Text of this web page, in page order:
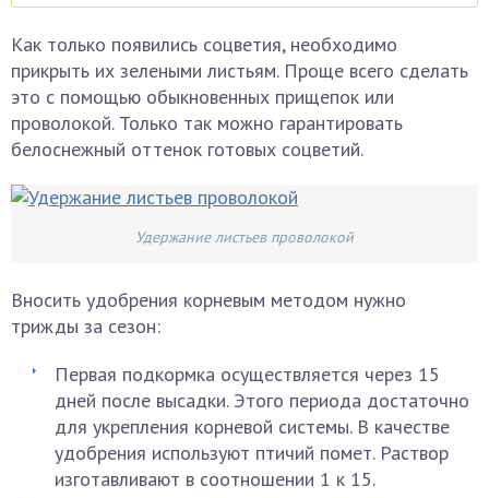
Как только появились соцветия, необходимо
прикрыть их зелеными листьям. Проще всего сделать
это с помощью обыкновенных прищепок или
проволокой. Только так можно гарантировать
белоснежный оттенок готовых соцветий.
Удержание листьев проволокой
Вносить удобрения корневым методом нужно
трижды за сезон:
Первая подкормка осуществляется через 15
дней после высадки. Этого периода достаточно
для укрепления корневой системы. В качестве
удобрения используют птичий помет. Раствор
изготавливают в соотношении 1 к 15.